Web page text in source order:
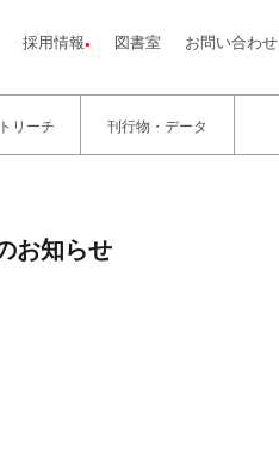
採用情報 図書室 お問い合わせ
リーチ 刊行物・データ
お知らせ